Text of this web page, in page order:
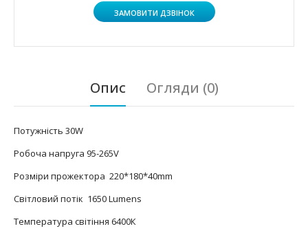
ЗАМОВИТИ ДЗВІНОК
Опис Огляди (0)
Потужність 30W
Робоча напруга 95-265V
Розміри прожектора 220*180*40mm
Світловий потік 1650 Lumens
Температура світіння 6400К